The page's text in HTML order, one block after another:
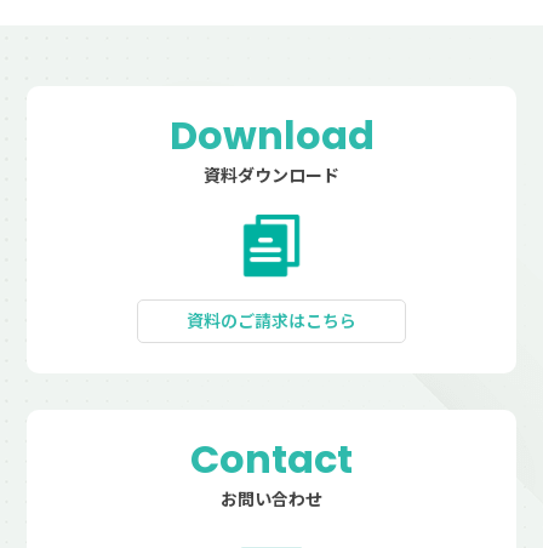
Download
資料ダウンロード
資料のご請求はこちら
Contact
お問い合わせ